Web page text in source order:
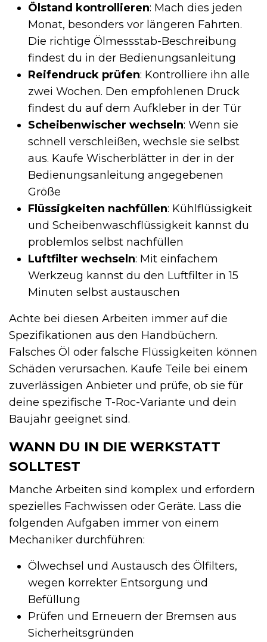
Ölstand kontrollieren: Mach dies jeden
Monat, besonders vor längeren Fahrten.
Die richtige Ölmessstab-Beschreibung
findest du in der Bedienungsanleitung
Reifendruck prüfen: Kontrolliere ihn alle
zwei Wochen. Den empfohlenen Druck
findest du auf dem Aufkleber in der Tür
Scheibenwischer wechseln: Wenn sie
schnell verschleißen, wechsle sie selbst
aus. Kaufe Wischerblätter in der in der
Bedienungsanleitung angegebenen
Größe
Flüssigkeiten nachfüllen: Kühlflüssigkeit
und Scheibenwaschflüssigkeit kannst du
problemlos selbst nachfüllen
Luftfilter wechseln: Mit einfachem
Werkzeug kannst du den Luftfilter in 15
Minuten selbst austauschen
Achte bei diesen Arbeiten immer auf die
Spezifikationen aus den Handbüchern.
Falsches Öl oder falsche Flüssigkeiten können
Schäden verursachen. Kaufe Teile bei einem
zuverlässigen Anbieter und prüfe, ob sie für
deine spezifische T-Roc-Variante und dein
Baujahr geeignet sind.
WANN DU IN DIE WERKSTATT
SOLLTEST
Manche Arbeiten sind komplex und erfordern
spezielles Fachwissen oder Geräte. Lass die
folgenden Aufgaben immer von einem
Mechaniker durchführen:
Ölwechsel und Austausch des Ölfilters,
wegen korrekter Entsorgung und
Befüllung
Prüfen und Erneuern der Bremsen aus
Sicherheitsgründen